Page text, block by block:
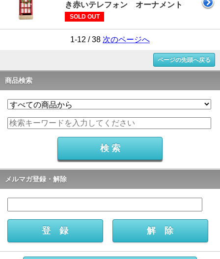
き赤いテレフォン オーナメント
SOLD OUT
1-12 / 38 次のページへ
ページの先頭へ戻る
商品検索
メルマガ登録・解除